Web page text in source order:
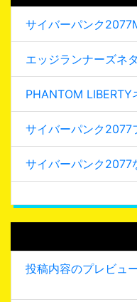
サイバーパンク
エッジランナーズネ
PHANTOM LIBERTY
サイバーパンク2077
サイバーパンク2077
投稿内容のプレビュ